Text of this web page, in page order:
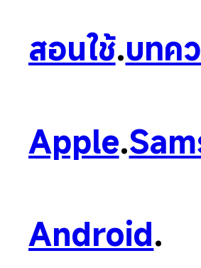
สอนใช้.บทค
Apple.
Android.